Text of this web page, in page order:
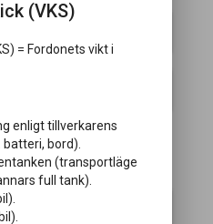
(VKS)
= Fordonets vikt i
enligt tillverkarens
bord).
(transportläge
full tank).